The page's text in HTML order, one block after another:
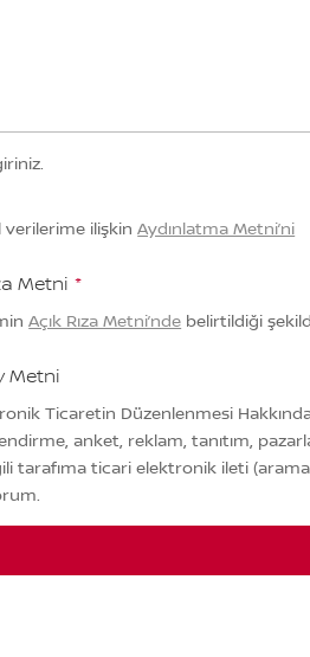
verilerime ilişkinAydınlatma Metni’ni
Metni *
Açık Rıza Metni’nde belirtildiği
Metni
Ticaretin Düzenlenmesi
anket, reklam, tanıtım,
tarafıma ticari elektronik ileti